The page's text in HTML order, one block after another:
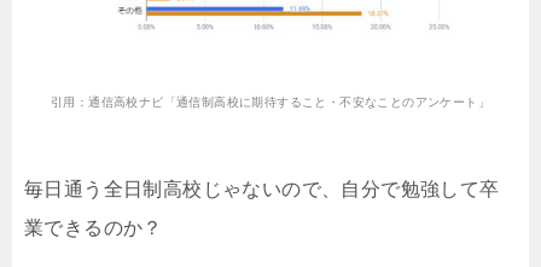
引用：通信高校ナビ「通信制高校に期待すること・不安なことのアンケート」
毎日通う全日制高校じゃないので、自分で勉強して卒
業できるのか？